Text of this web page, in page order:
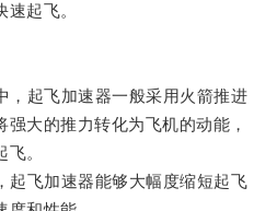
起飞。
起飞加速器一般采用火箭推进
大的推力转化为飞机的动能，
。
飞加速器能够大幅度缩短起飞